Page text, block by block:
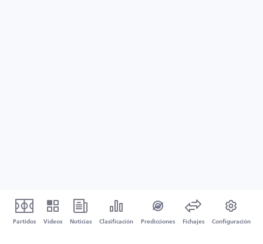
Partidos Vídeos Noticias Clasificación Predicciones Fichajes Configuración